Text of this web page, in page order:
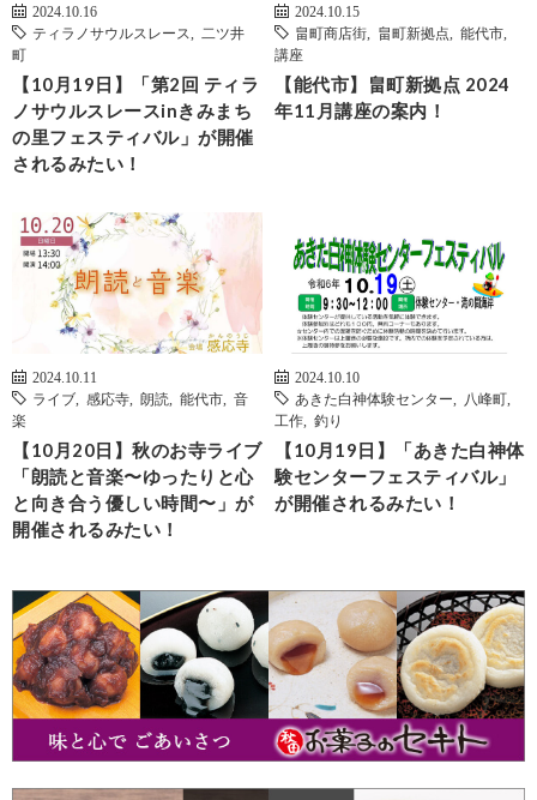
2024.10.16
ティラノサウルスレース
二ツ井
町
【10月19日】「第2回 ティラ
ノサウルスレースinきみまち
の里フェスティバル」が開催
されるみたい！
2024.10.15
畠町商店街
畠町新拠点 能代市
講座
【能代市】畠町新拠点 2024
年11月講座の案内！
2024.10.11
ライブ
感応寺 朗読 能代市
音
楽
【10月20日】秋のお寺ライブ
「朗読と音楽〜ゆったりと心
と向き合う優しい時間〜」が
開催されるみたい！
2024.10.10
あきた白神体験センター
八峰町
工作
釣り
【10月19日】「あきた白神体
験センターフェスティバル」
が開催されるみたい！